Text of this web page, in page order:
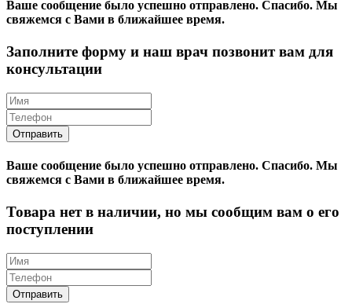
Ваше сообщение было успешно отправлено. Спасибо. Mы
свяжемся с Вами в ближайшее время.
Заполните форму и наш врач позвонит вам для
консультации
Ваше сообщение было успешно отправлено. Спасибо. Mы
свяжемся с Вами в ближайшее время.
Товара нет в наличии, но мы сообщим вам о его
поступлении